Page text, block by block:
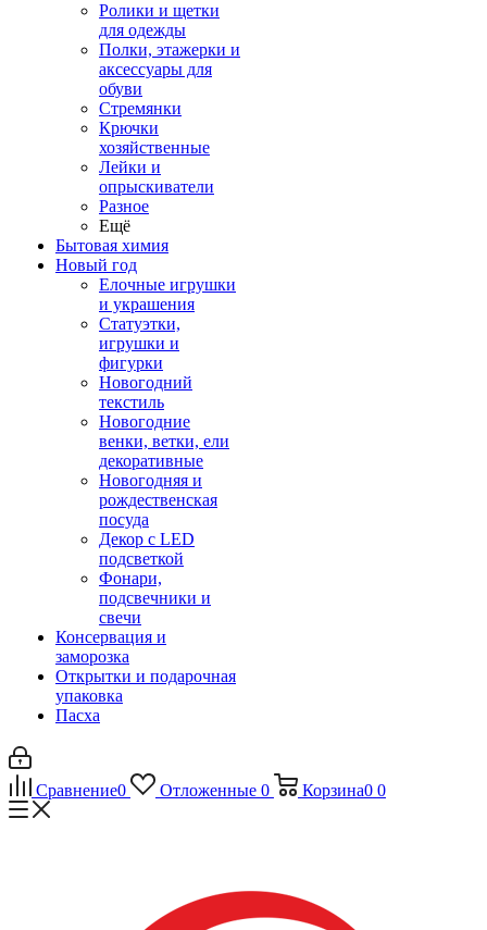
Ролики и щетки
для одежды
Полки, этажерки и
аксессуары для
обуви
Стремянки
Крючки
хозяйственные
Лейки и
опрыскиватели
Разное
Ещё
Бытовая химия
Новый год
Елочные игрушки
и украшения
Статуэтки,
игрушки и
фигурки
Новогодний
текстиль
Новогодние
венки, ветки, ели
декоративные
Новогодняя и
рождественская
посуда
Декор с LED
подсветкой
Фонари,
подсвечники и
свечи
Консервация и
заморозка
Открытки и подарочная
упаковка
Пасха
Сравнение0 Отложенные 0 Корзина0 0